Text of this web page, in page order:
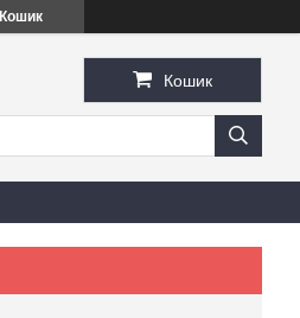
Кошик
Кошик